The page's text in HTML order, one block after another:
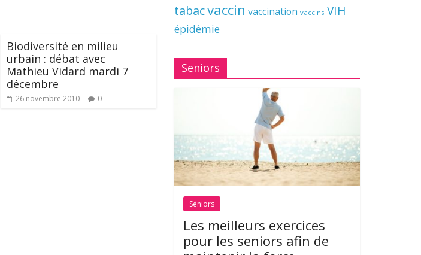
Biodiversité en milieu
urbain : débat avec
Mathieu Vidard mardi 7
décembre
26 novembre 2010 0
tabacvaccin vaccination vaccins VIH
épidémie
Seniors
Séniors
Les meilleurs exercices
pour les seniors afin de